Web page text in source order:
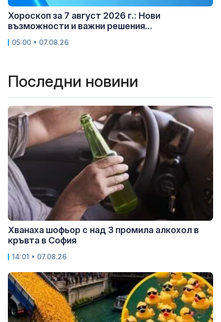
Хороскоп за 7 август 2026 г.: Нови
възможности и важни решения...
05:00 • 07.08.26
Последни новини
Хванаха шофьор с над 3 промила алкохол в
кръвта в София
14:01 • 07.08.26